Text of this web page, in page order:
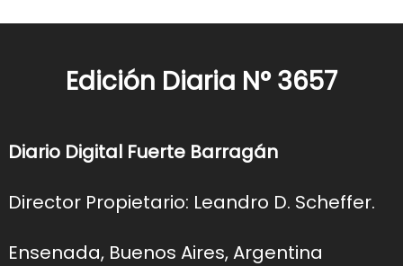
Edición Diaria N° 3657
Diario Digital Fuerte Barragán
Director Propietario: Leandro D. Scheffer.
Ensenada, Buenos Aires, Argentina